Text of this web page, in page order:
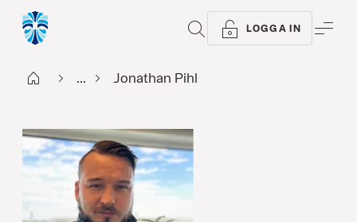
SÖK LOGGA IN
Start ... Jonathan Pihl